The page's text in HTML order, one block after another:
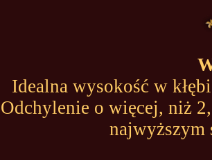
Idealna wysokość w
Odchylenie o więcej, niż
najwyższym